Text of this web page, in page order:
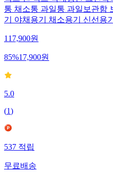
맥스 앤 맥스 국내생산 그린
통 채소통 과일통 과일보관함
기 야채용기 채소용기 신선용
117,900원
85%17,900원
5.0
(1)
537적립
무료배송